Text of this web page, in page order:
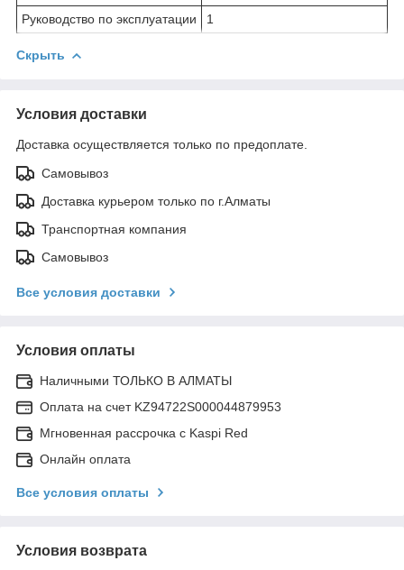
Руководство по эксплуатации
1
Скрыть
Условия доставки
Доставка осуществляется только по предоплате.
Самовывоз
Доставка курьером только по г.Алматы
Транспортная компания
Самовывоз
Все условия доставки
Условия оплаты
Наличными ТОЛЬКО В АЛМАТЫ
Оплата на счет KZ94722S000044879953
Мгновенная рассрочка с Kaspi Red
Онлайн оплата
Все условия оплаты
Условия возврата